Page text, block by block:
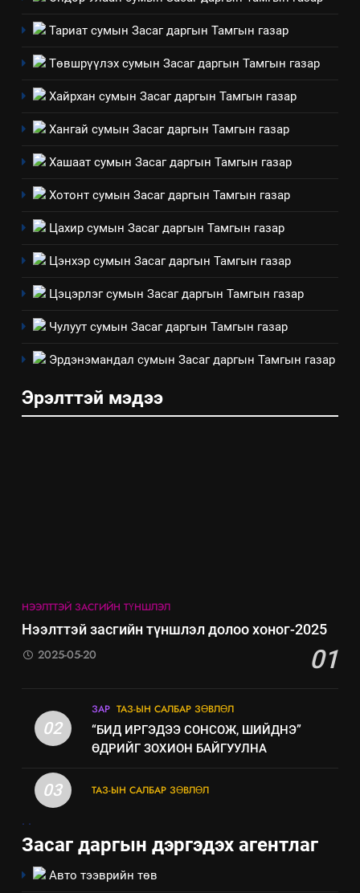
8
Мэдээлэл хариуцагчийн
явуулж байгаа үйл ажиллагаа,
ашиглаж байгаа техник,
эрүүл мэнд, байгаль орчинд
үзүүлэх буюу үзүүлж байгаа
мэдээлэл
Тариат сумын Засаг даргын Тамгын газар
Төвшрүүлэх сумын Засаг даргын Тамгын газар
Хайрхан сумын Засаг даргын Тамгын газар
Хангай сумын Засаг даргын Тамгын газар
Хашаат сумын Засаг даргын Тамгын газар
Хотонт сумын Засаг даргын Тамгын газар
Цахир сумын Засаг даргын Тамгын газар
Цэнхэр сумын Засаг даргын Тамгын газар
Цэцэрлэг сумын Засаг даргын Тамгын газар
Чулуут сумын Засаг даргын Тамгын газар
Эрдэнэмандал сумын Засаг даргын Тамгын газар
Эрэлттэй мэдээ
НЭЭЛТТЭЙ ЗАСГИЙН ТҮНШЛЭЛ
Нээлттэй засгийн түншлэл долоо хоног-2025
01
2025-05-20
02
ЗАР ТАЗ-ЫН САЛБАР ЗӨВЛӨЛ
“БИД ИРГЭДЭЭ СОНСОЖ, ШИЙДНЭ”
ӨДРИЙГ ЗОХИОН БАЙГУУЛНА
03 ТАЗ-ЫН САЛБАР ЗӨВЛӨЛ
. .
Засаг даргын дэргэдэх агентлаг
Авто тээврийн төв
Санхүүгийн тайланд хийсэн
аудитын дүгнэлт
Үйл ажиллагаандаа мөрдөж
байгаа хууль тогтоомж
8
явуулж байгаа үйл ажиллагаа,
ашиглаж байгаа техник,